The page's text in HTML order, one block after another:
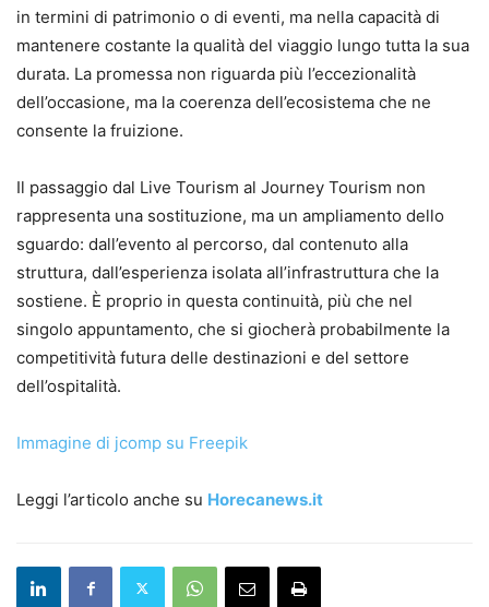
in termini di patrimonio o di eventi, ma nella capacità di
mantenere costante la qualità del viaggio lungo tutta la sua
durata. La promessa non riguarda più l’eccezionalità
dell’occasione, ma la coerenza dell’ecosistema che ne
consente la fruizione.
Il passaggio dal Live Tourism al Journey Tourism non
rappresenta una sostituzione, ma un ampliamento dello
sguardo: dall’evento al percorso, dal contenuto alla
struttura, dall’esperienza isolata all’infrastruttura che la
sostiene. È proprio in questa continuità, più che nel
singolo appuntamento, che si giocherà probabilmente la
competitività futura delle destinazioni e del settore
dell’ospitalità.
Immagine di jcomp su Freepik
Leggi l’articolo anche su Horecanews.it